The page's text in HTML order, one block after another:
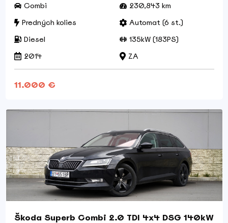
Combi
230,843 km
Predných kolies
Automat (6 st.)
Diesel
135kW (183PS)
2014
ZA
11.000 €
Škoda Superb Combi 2.0 TDI 4x4 DSG 140kW